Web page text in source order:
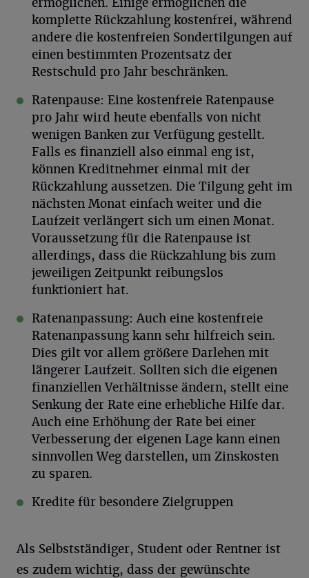
komplette Rückzahlung kostenfrei, während
andere die kostenfreien Sondertilgungen auf
einen bestimmten Prozentsatz der
Restschuld pro Jahr beschränken.
Ratenpause: Eine kostenfreie Ratenpause
pro Jahr wird heute ebenfalls von nicht
wenigen Banken zur Verfügung gestellt.
Falls es finanziell also einmal eng ist,
können Kreditnehmer einmal mit der
Rückzahlung aussetzen. Die Tilgung geht im
nächsten Monat einfach weiter und die
Laufzeit verlängert sich um einen Monat.
Voraussetzung für die Ratenpause ist
allerdings, dass die Rückzahlung bis zum
jeweiligen Zeitpunkt reibungslos
funktioniert hat.
Ratenanpassung: Auch eine kostenfreie
Ratenanpassung kann sehr hilfreich sein.
Dies gilt vor allem größere Darlehen mit
längerer Laufzeit. Sollten sich die eigenen
finanziellen Verhältnisse ändern, stellt eine
Senkung der Rate eine erhebliche Hilfe dar.
Auch eine Erhöhung der Rate bei einer
Verbesserung der eigenen Lage kann einen
sinnvollen Weg darstellen, um Zinskosten
zu sparen.
Kredite für besondere Zielgruppen
Als Selbstständiger, Student oder Rentner ist
es zudem wichtig, dass der gewünschte